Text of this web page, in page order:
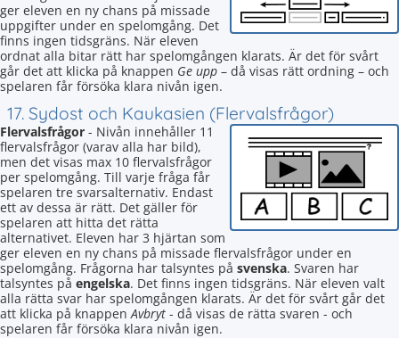
ger eleven en ny chans på missade
uppgifter under en spelomgång. Det
finns ingen tidsgräns. När eleven
ordnat alla bitar rätt har spelomgången klarats. Är det för svårt
går det att klicka på knappen Ge upp – då visas rätt ordning – och
spelaren får försöka klara nivån igen.
17. Sydost och Kaukasien (Flervalsfrågor)
Flervalsfrågor - Nivån innehåller 11
flervalsfrågor (varav alla har bild),
men det visas max 10 flervalsfrågor
per spelomgång. Till varje fråga får
spelaren tre svarsalternativ. Endast
ett av dessa är rätt. Det gäller för
spelaren att hitta det rätta
alternativet. Eleven har 3 hjärtan som
ger eleven en ny chans på missade flervalsfrågor under en
spelomgång. Frågorna har talsyntes på svenska. Svaren har
talsyntes på engelska. Det finns ingen tidsgräns. När eleven valt
alla rätta svar har spelomgången klarats. Är det för svårt går det
att klicka på knappenAvbryt - då visas de rätta svaren - och
spelaren får försöka klara nivån igen.